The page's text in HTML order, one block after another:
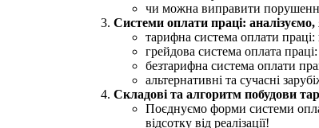
чи можна виправити
Системи оплати праці:
тарифна система оплати праці:
грейдова система оплата
безтарифна система оплати
альтернативні та сучасні
Складові та алгоритм побудови
Поєднуємо форми системи
відсотку від реалізації!